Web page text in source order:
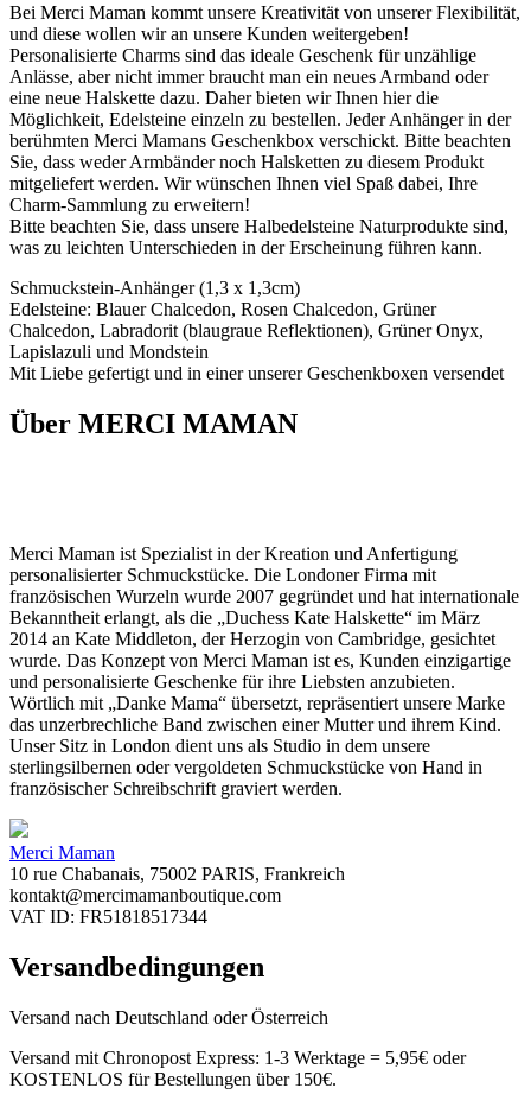
Bei Merci Maman kommt unsere Kreativität von unserer Flexibilität,
und diese wollen wir an unsere Kunden weitergeben!
Personalisierte Charms sind das ideale Geschenk für unzählige
Anlässe, aber nicht immer braucht man ein neues Armband oder
eine neue Halskette dazu. Daher bieten wir Ihnen hier die
Möglichkeit, Edelsteine einzeln zu bestellen. Jeder Anhänger in der
berühmten Merci Mamans Geschenkbox verschickt. Bitte beachten
Sie, dass weder Armbänder noch Halsketten zu diesem Produkt
mitgeliefert werden. Wir wünschen Ihnen viel Spaß dabei, Ihre
Charm-Sammlung zu erweitern!
Bitte beachten Sie, dass unsere Halbedelsteine Naturprodukte sind,
was zu leichten Unterschieden in der Erscheinung führen kann.
Schmuckstein-Anhänger (1,3 x 1,3cm)
Edelsteine: Blauer Chalcedon, Rosen Chalcedon, Grüner
Chalcedon, Labradorit (blaugraue Reflektionen), Grüner Onyx,
Lapislazuli und Mondstein
Mit Liebe gefertigt und in einer unserer Geschenkboxen versendet
Über MERCI MAMAN
Merci Maman ist Spezialist in der Kreation und Anfertigung
personalisierter Schmuckstücke. Die Londoner Firma mit
französischen Wurzeln wurde 2007 gegründet und hat internationale
Bekanntheit erlangt, als die „Duchess Kate Halskette“ im März
2014 an Kate Middleton, der Herzogin von Cambridge, gesichtet
wurde. Das Konzept von Merci Maman ist es, Kunden einzigartige
und personalisierte Geschenke für ihre Liebsten anzubieten.
Wörtlich mit „Danke Mama“ übersetzt, repräsentiert unsere Marke
das unzerbrechliche Band zwischen einer Mutter und ihrem Kind.
Unser Sitz in London dient uns als Studio in dem unsere
sterlingsilbernen oder vergoldeten Schmuckstücke von Hand in
französischer Schreibschrift graviert werden.
Merci Maman
10 rue Chabanais, 75002 PARIS, Frankreich
kontakt@mercimamanboutique.com
VAT ID: FR51818517344
Versandbedingungen
Versand nach Deutschland oder Österreich
Versand mit Chronopost Express: 1-3 Werktage = 5,95€ oder
KOSTENLOS für Bestellungen über 150€.